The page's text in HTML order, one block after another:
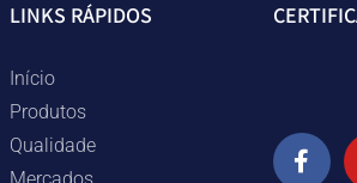
LINKS RÁPIDOS
Início
Produtos
Qualidade